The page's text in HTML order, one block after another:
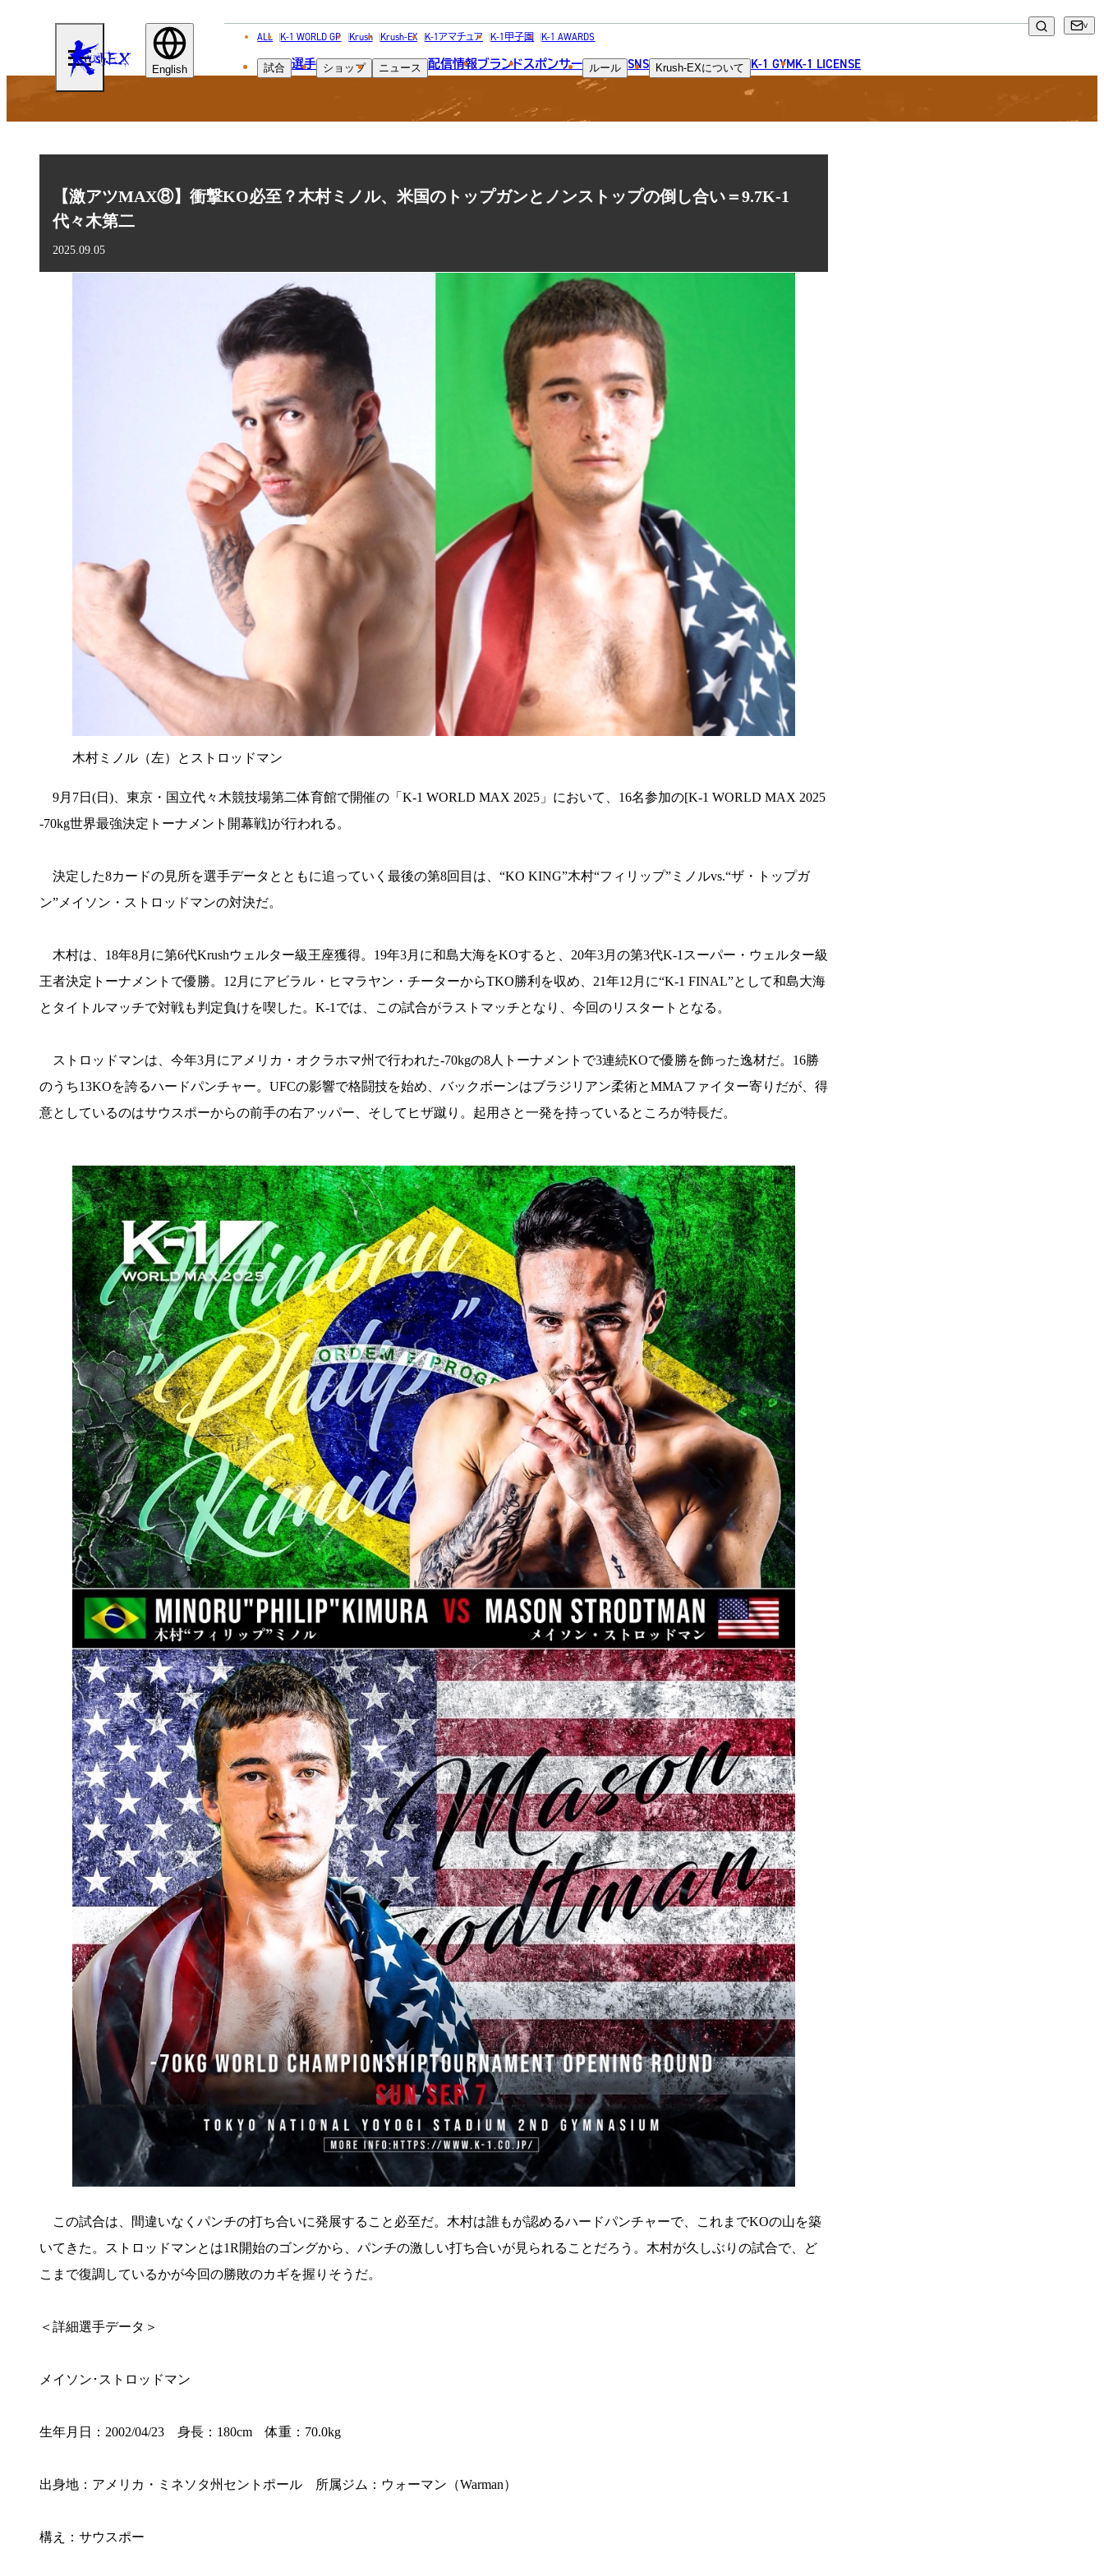
KRUSH-
EX English
ALL K-1 WORLD GP Krush Krush-EX K-1アマチュア K-1甲子園 K-1 AWARDS
試合 選手 ショップ ニュース 配信情報ブランドスポンサー ルール SNS Krush-EXについて K-1 GYMK-1 LICENSE
試合日程
試合結果
チケット
グッズ
全て
イベント
トピックス
メディア
チケット・グッズ
読みもの
コラム
総合トップ
K-1 WGP
Krush
Krush-EX
K-1アマチュア
K-1甲子園・カレッジ
K-1 AWARDS
K-
1.SHOP
（グッ
K-
1.SHOP
（チケッ
ギャラリー（ポスタ
ー）
ギャラリー（写真）
ギャラリー（動画）
K-1
GYM
（K-1ジ
ム）
K-
1.CLUB
（ファンクラ
ブ）
Krush-EX公式ルー
ル
NEWS
【激アツMAX⑧】衝撃KO必至？木村ミノル、米国のトップガンとノンストップの倒し合い＝9.7K-1
代々木第二
2025.09.05
木村ミノル（左）とストロッドマン
9月7日(日)、東京・国立代々木競技場第二体育館で開催の「K-1 WORLD MAX 2025」において、16名参加の[K-1 WORLD MAX 2025
-70kg世界最強決定トーナメント開幕戦]が行われる。
決定した8カードの見所を選手データとともに追っていく最後の第8回目は、“KO KING”木村“フィリップ”ミノルvs.“ザ・トップガ
ン”メイソン・ストロッドマンの対決だ。
木村は、18年8月に第6代Krushウェルター級王座獲得。19年3月に和島大海をKOすると、20年3月の第3代K-1スーパー・ウェルター級
王者決定トーナメントで優勝。12月にアビラル・ヒマラヤン・チーターからTKO勝利を収め、21年12月に“K-1 FINAL”として和島大海
とタイトルマッチで対戦も判定負けを喫した。K-1では、この試合がラストマッチとなり、今回のリスタートとなる。
ストロッドマンは、今年3月にアメリカ・オクラホマ州で行われた-70kgの8人トーナメントで3連続KOで優勝を飾った逸材だ。16勝
のうち13KOを誇るハードパンチャー。UFCの影響で格闘技を始め、バックボーンはブラジリアン柔術とMMAファイター寄りだが、得
意としているのはサウスポーからの前手の右アッパー、そしてヒザ蹴り。起用さと一発を持っているところが特長だ。
この試合は、間違いなくパンチの打ち合いに発展すること必至だ。木村は誰もが認めるハードパンチャーで、これまでKOの山を築
いてきた。ストロッドマンとは1R開始のゴングから、パンチの激しい打ち合いが見られることだろう。木村が久しぶりの試合で、ど
こまで復調しているかが今回の勝敗のカギを握りそうだ。
＜詳細選手データ＞
メイソン･ストロッドマン
生年月日：2002/04/23 身長：180cm 体重：70.0kg
出身地：アメリカ・ミネソタ州セントポール 所属ジム：ウォーマン（Warman）
構え：サウスポー